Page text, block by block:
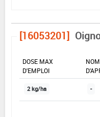
[16053201]
DOSE MAX
D'EMPLOI
2 kg/ha -